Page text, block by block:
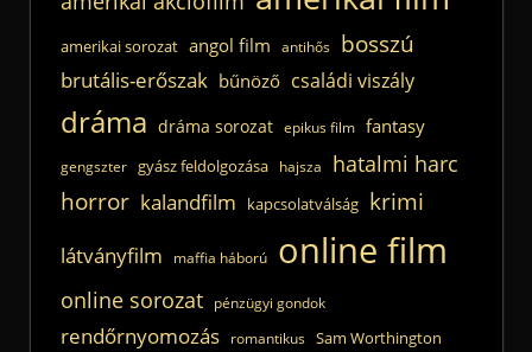
amerikai sorozat angol film antihős bosszú
brutális-erőszak bűnöző családi viszály
dráma dráma sorozat epikus film fantasy
gengszter gyász feldolgozása hajsza hatalmi harc
horror kalandfilm kapcsolatválság krimi
látványfilm maffia háború online film
online sorozat pénzügyi gondok
rendőrnyomozás romantikus Sam Worthington